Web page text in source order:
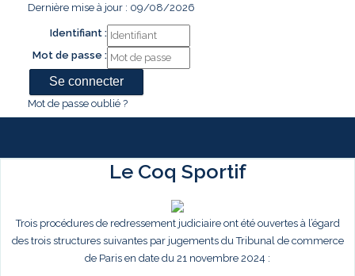
Dernière mise à jour : 09/08/2026
Identifiant :
Mot de passe :
Mot de passe oublié ?
Le Coq Sportif
Trois procédures de redressement judiciaire ont été ouvertes à l’égard
des trois structures suivantes par jugements du Tribunal de commerce
de Paris en date du 21 novembre 2024 :